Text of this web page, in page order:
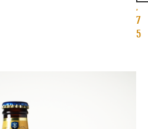
,
7
5